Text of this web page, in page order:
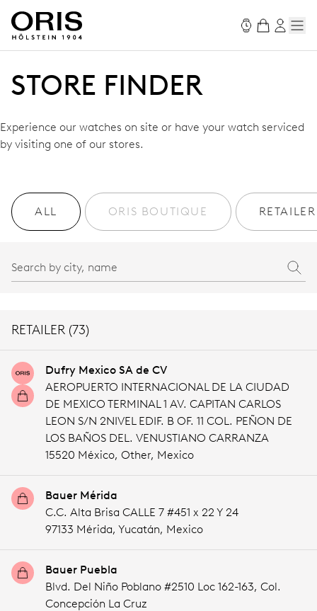
STORE FINDER
Experience our watches on site or have your watch serviced
by visiting one of our stores.
ALL ORIS BOUTIQUE RETAILER
RETAILER (73)
Dufry Mexico SA de CV
AEROPUERTO INTERNACIONAL DE LA CIUDAD
DE MEXICO TERMINAL 1 AV. CAPITAN CARLOS
LEON S/N 2NIVEL EDIF. B OF. 11 COL. PEÑON DE
LOS BAÑOS DEL. VENUSTIANO CARRANZA
15520 México, Other, Mexico
Bauer Mérida
C.C. Alta Brisa CALLE 7 #451 x 22 Y 24
97133 Mérida, Yucatán, Mexico
Bauer Puebla
Blvd. Del Niño Poblano #2510 Loc 162-163, Col.
Concepción La Cruz